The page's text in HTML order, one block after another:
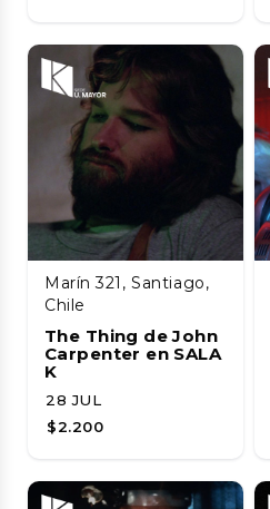
Marín 321, Santiago,
Chile
The Thing de John
Carpenter en SALA
K
28 JUL
$2.200